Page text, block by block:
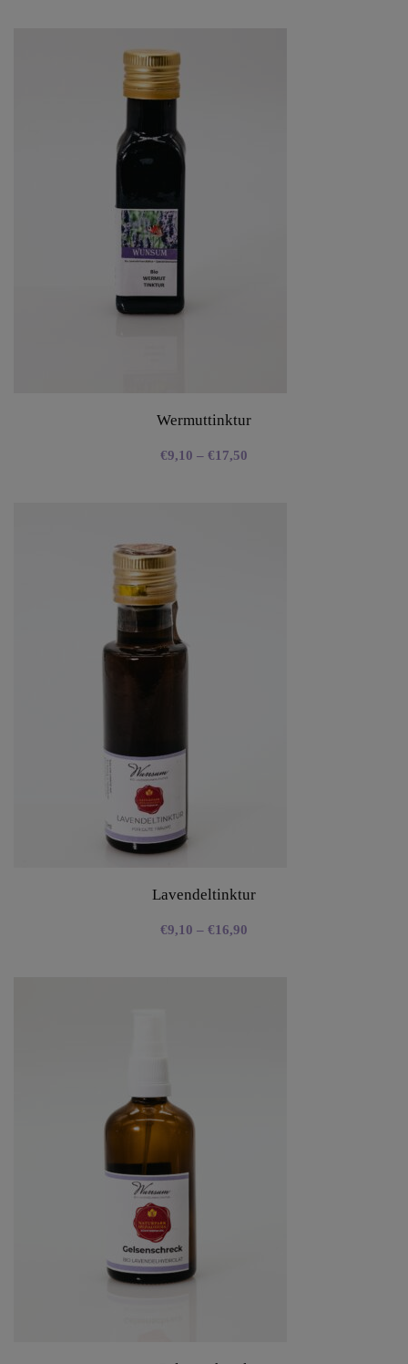
Wermuttinktur
€9,10 – €17,50
Lavendeltinktur
€9,10 – €16,90